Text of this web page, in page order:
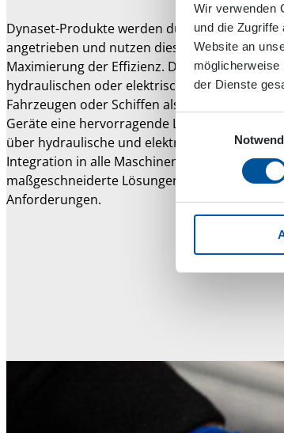
Wir verwenden
und die
Website an
der Dienste
Dynaset-Produkte werden durch Hydraulik
angetrieben und nutzen diese Energiequellen
Maximierung der Effizienz. Durch die
hydraulischen oder elektrischen Systeme von
Fahrzeugen oder Schiffen als Energiequellen
Geräte eine hervorragende Leistung. Mit
über hydraulische und elektrische Systeme
Integration in alle Maschinenmarken bietet
maßgeschneiderte Lösungen für Ihre
Anforderungen.